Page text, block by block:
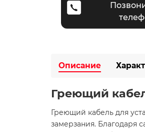
Описание
Греющий
Греющий кабель для
замерзания. Благодаря